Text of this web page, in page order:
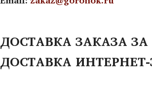
ДОСТАВКА ЗАКАЗА
ДОСТАВКА